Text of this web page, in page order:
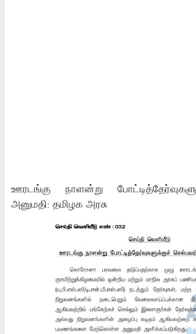
ஊரடங்கு நாளன்று
அனுமதி: தமிழக அரசு